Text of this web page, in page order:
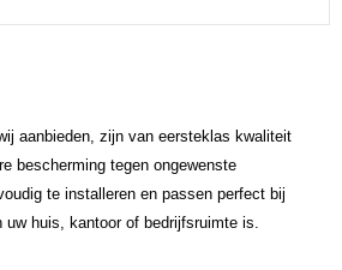
aanbieden, zijn van eersteklas kwaliteit
bescherming tegen ongewenste
te installeren en passen perfect bij
huis, kantoor of bedrijfsruimte is.